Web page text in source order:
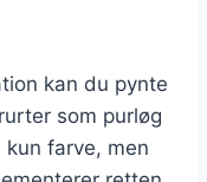
kan du pynte
som purløg
farve, men